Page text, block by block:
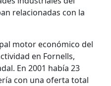
relacionadas con la
motor económico del
en Fornells,
En 2001 había 23
con una oferta total